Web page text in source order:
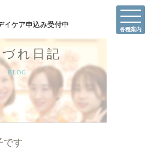
各種案内
れ日記
BLOG
です